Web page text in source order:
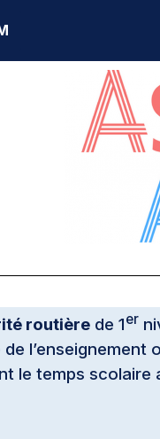
routière de 1er
le temps scolaire